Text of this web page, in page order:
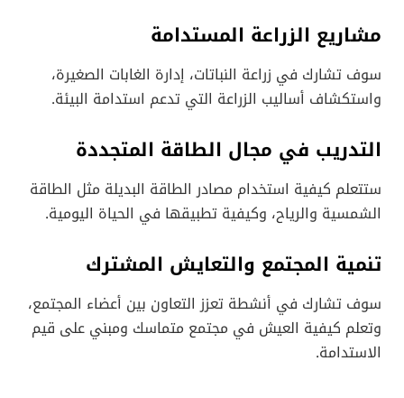
مشاريع الزراعة المستدامة
سوف تشارك في زراعة النباتات، إدارة الغابات الصغيرة،
واستكشاف أساليب الزراعة التي تدعم استدامة البيئة.
التدريب في مجال الطاقة المتجددة
ستتعلم كيفية استخدام مصادر الطاقة البديلة مثل الطاقة
الشمسية والرياح، وكيفية تطبيقها في الحياة اليومية.
تنمية المجتمع والتعايش المشترك
سوف تشارك في أنشطة تعزز التعاون بين أعضاء المجتمع،
وتعلم كيفية العيش في مجتمع متماسك ومبني على قيم
الاستدامة.